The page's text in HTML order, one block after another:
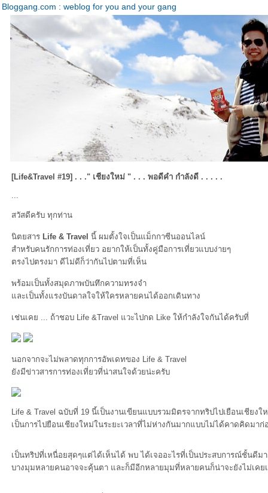
Bloggang.com : weblog for you and your gang
[Life&Travel #19] . . ." เชียงใหม่ " . . . พอดีคำ กำลังดี . . . . .
...
สวัสดีครับ ทุกท่าน
นิตยสาร Life & Travel นี้ ผมตั้งใจเป็นแม็กกาซีนออนไลน์
สำหรับคนรักการท่องเที่ยว อยากให้เป็นทั้งคู่มือการเที่ยวแบบง่ายๆ
ตรงไปตรงมา ดีไม่ดีก็ว่ากันไปตามที่เห็น
พร้อมเป็นทั้งสมุดภาพบันทึกความทรงจำ
ละเป็นทั้งแรงบันดาลใจให้ใครหลายคนได้ออกเดินทาง
เช่นเคย ... ถ้าชอบ Life &Travel แวะไปกด Like ให้กำลังใจกันได้ครับที่
นอกจากจะไม่พลาดทุกการอัพเดทของ Life & Travel
ังมีข่าวสารการท่องเที่ยวที่น่าสนใจด้วยน่ะครับ
Life & Travel ฉบับที่ 19 นี้เป็นงานเขียนแบบรวมมิตรจากทริปไปเยือนเชียง
เป็นการไปยือนเชียงใหม่ในระยะเวลาที่ไม่ห่างกันมากแบบไม่ได้คาดคิดมาก่
เป็นทริปที่เหนื่อยสุดๆแต่ได้เห็นได้ พบ ได้เจออะไรที่เป็นประสบการณ์ชั้นดี
บางมุมหลายคนอาจจะคุ้นตา และก็มีอีกหลายมุมที่หลายคนก็น่าจะยังไม่เคย